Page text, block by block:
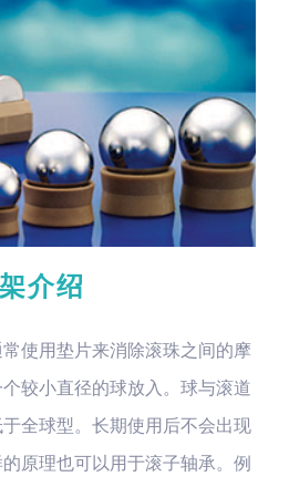
介绍
使用垫片来消除滚珠之间的摩
较小直径的球放入。球与滚道
全球型。长期使用后不会出现
原理也可以用于滚子轴承。例